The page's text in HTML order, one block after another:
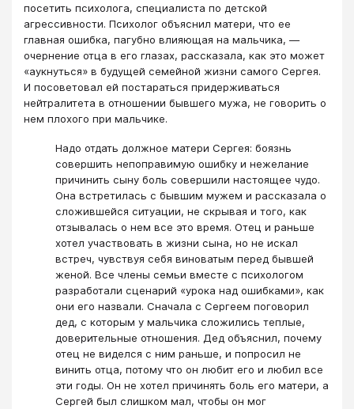
посетить психолога, специалиста по детской
агрессивности. Психолог объяснил матери, что ее
главная ошибка, пагубно влияющая на мальчика, —
очернение отца в его глазах, рассказала, как это может
«аукнуться» в будущей семейной жизни самого Сергея.
И посоветовал ей постараться придерживаться
нейтралитета в отношении бывшего мужа, не говорить о
нем плохого при мальчике.
Надо отдать должное матери Сергея: боязнь
совершить непоправимую ошибку и нежелание
причинить сыну боль совершили настоящее чудо.
Она встретилась с бывшим мужем и рассказала о
сложившейся ситуации, не скрывая и того, как
отзывалась о нем все это время. Отец и раньше
хотел участвовать в жизни сына, но не искал
встреч, чувствуя себя виноватым перед бывшей
женой. Все члены семьи вместе с психологом
разработали сценарий «урока над ошибками», как
они его назвали. Сначала с Сергеем поговорил
дед, с которым у мальчика сложились теплые,
доверительные отношения. Дед объяснил, почему
отец не виделся с ним раньше, и попросил не
винить отца, потому что он любит его и любил все
эти годы. Он не хотел причинять боль его матери, а
Сергей был слишком мал, чтобы он мог